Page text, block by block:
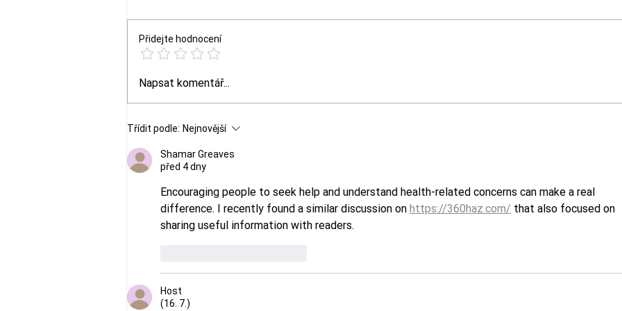
Alergická reakce: projevy
Přidejte hodnocení
Napsat komentář...
Třídit podle: Nejnovější
Shamar Greaves
před 4 dny
Encouraging people to seek help and understand health-related concerns can make a real
difference. I recently found a similar discussion on https://360haz.com/ that also focused on
sharing useful information with readers.
Host
(16. 7.)